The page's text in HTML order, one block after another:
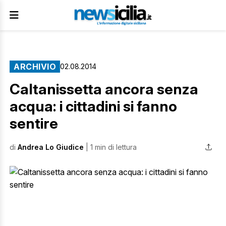
ARCHIVIO 02.08.2014
Caltanissetta ancora senza
acqua: i cittadini si fanno
sentire
di Andrea Lo Giudice | 1 min di lettura